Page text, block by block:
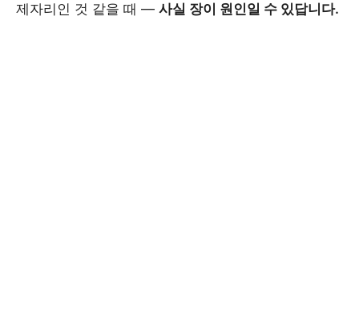
제자리인 것 같을 때 — 사실 장이 원인일 수 있답니다.